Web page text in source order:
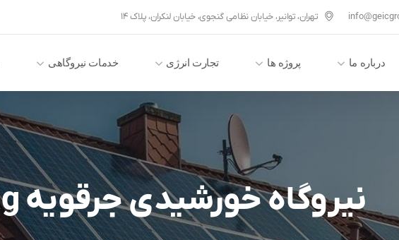
تهران، توانیر، خیابان نظامی گنجوی، خیابان لنکران، پلاک ۱۴
درباره ما پروژه ها تجارت انرژی خدمات نیروگاهی
نیروگاه خورشیدی جرقویه Tag